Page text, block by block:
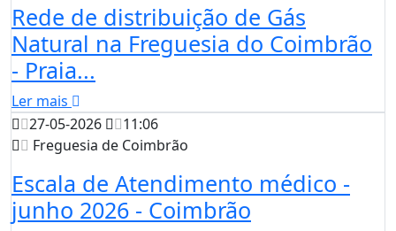
Rede de distribuição de Gás
Natural na Freguesia do Coimbrão
- Praia...
Ler mais
27-05-2026
11:06
Freguesia de Coimbrão
Escala de Atendimento médico -
junho 2026 - Coimbrão